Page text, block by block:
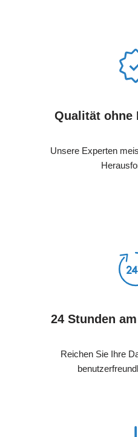
Qualität ohne
Unsere Experten
24 Stunden
Reichen Sie Ihre